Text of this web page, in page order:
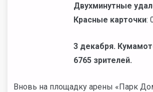
Двухминутные
Красные карточки:
3 декабря.
6765 зрителей.
Вновь на площадку арены «Парк